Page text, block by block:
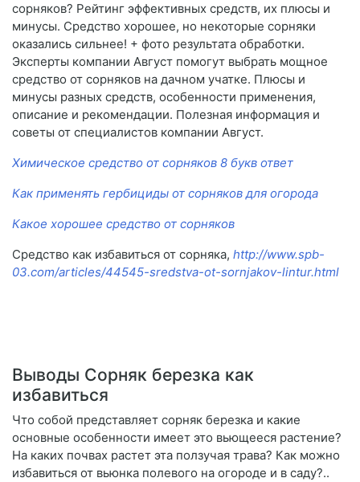
сорняков? Рейтинг эффективных средств, их плюсы и
минусы. Средство хорошее, но некоторые сорняки
оказались сильнее! + фото результата обработки.
Эксперты компании Август помогут выбрать мощное
средство от сорняков на дачном учатке. Плюсы и
минусы разных средств, особенности применения,
описание и рекомендации. Полезная информация и
советы от специалистов компании Август.
Химическое средство от сорняков 8 букв ответ
Как применять гербициды от сорняков для огорода
Какое хорошее средство от сорняков
Средство как избавиться от сорняка, http://www.spb-
03.com/articles/44545-sredstva-ot-sornjakov-lintur.html
Выводы Сорняк березка как
избавиться
Что собой представляет сорняк березка и какие
основные особенности имеет это вьющееся растение?
На каких почвах растет эта ползучая трава? Как можно
избавиться от вьюнка полевого на огороде и в саду?..